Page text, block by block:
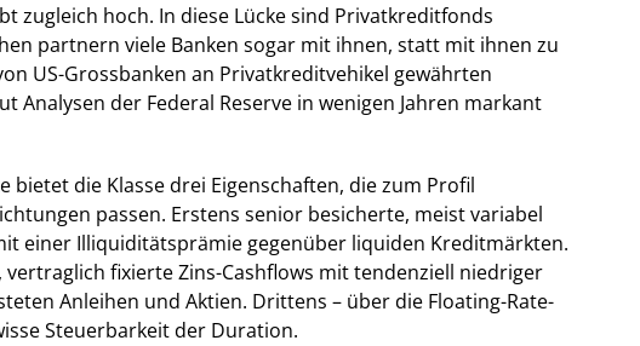
zugleich hoch. In diese Lücke sind Privatkreditfonds
partnern viele Banken sogar mit ihnen, statt mit ihnen zu
US-Grossbanken an Privatkreditvehikel gewährten
Analysen der Federal Reserve in wenigen Jahren markant
bietet die Klasse drei Eigenschaften, die zum Profil
passen. Erstens senior besicherte, meist variabel
einer Illiquiditätsprämie gegenüber liquiden Kreditmärkten.
vertraglich fixierte Zins-Cashflows mit tendenziell niedriger
Anleihen und Aktien. Drittens – über die Floating-Rate-
Steuerbarkeit der Duration.